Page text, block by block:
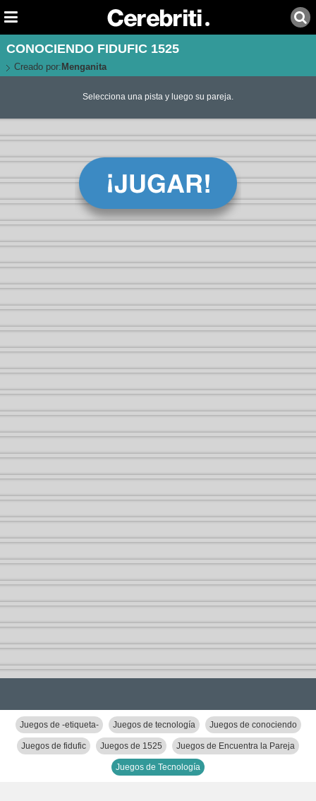
CONOCIENDO FIDUFIC 1525
Creado por: Menganita
Selecciona una pista y luego su pareja.
Juegos de -etiqueta- Juegos de tecnología Juegos de conociendo
Juegos de fidufic Juegos de 1525 Juegos de Encuentra la Pareja
Juegos de Tecnología